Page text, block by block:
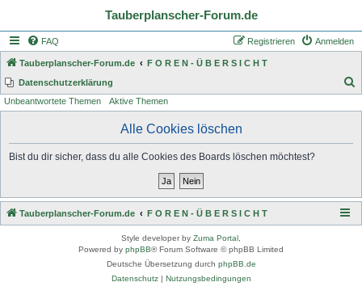
Tauberplanscher-Forum.de
FAQ Anmelden
Registrieren
Tauberplanscher-Forum.de
F O R E N - Ü B E R S I C H T
Datenschutzerklärung
Unbeantwortete Themen Aktive Themen
Alle Cookies löschen
Bist du dir sicher, dass du alle Cookies des Boards löschen möchtest?
Tauberplanscher-Forum.de F O R E N - Ü B E R S I C H T
Style developer by Zuma Portal
Powered by phpBB® Forum Software © phpBB Limited
Deutsche Übersetzung durch phpBB.de
Datenschutz| Nutzungsbedingungen